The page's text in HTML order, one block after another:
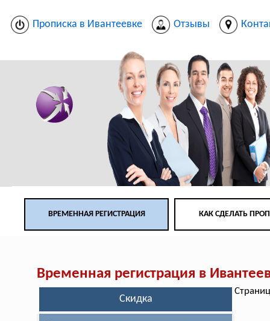
Прописка в Ивантеевке Отзывы
ВРЕМЕННАЯ РЕГИСТРАЦИЯ КАК СДЕЛАТЬ
Временная регистрация в
Скидка